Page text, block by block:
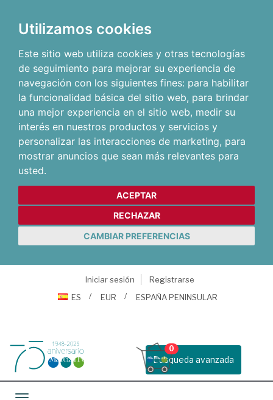
Utilizamos cookies
Este sitio web utiliza cookies y otras tecnologías
de seguimiento para mejorar su experiencia de
navegación con los siguientes fines: para habilitar
la funcionalidad básica del sitio web, para brindar
una mejor experiencia en el sitio web, medir su
interés en nuestros productos y servicios y
personalizar las interacciones de marketing, para
mostrar anuncios que sean más relevantes para
usted.
ACEPTAR
RECHAZAR
CAMBIAR PREFERENCIAS
Iniciar sesión
Registrarse
ES
EUR ESPAÑA PENINSULAR
Busqueda avanzada
0